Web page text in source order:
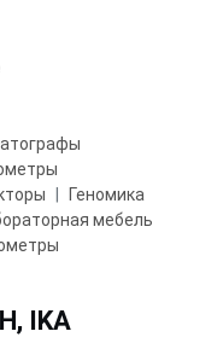
Геномика
мебель
IKA